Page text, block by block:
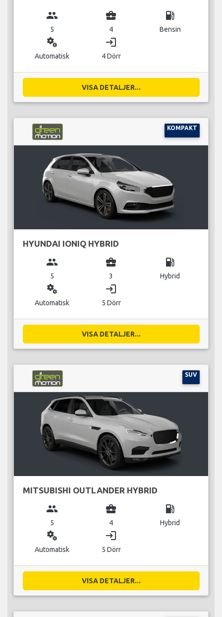
group
5
business_center
4
local_gas_station
Bensin
miscellaneous_services
Automatisk
login
4 Dörr
VISA DETALJER...
KOMPAKT
HYUNDAI IONIQ HYBRID
group
5
business_center
3
local_gas_station
Hybrid
miscellaneous_services
Automatisk
login
5 Dörr
VISA DETALJER...
SUV
MITSUBISHI OUTLANDER HYBRID
group
5
business_center
4
local_gas_station
Hybrid
miscellaneous_services
Automatisk
login
5 Dörr
VISA DETALJER...